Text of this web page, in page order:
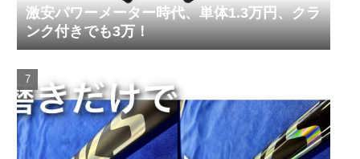
激安パワーメーター時代、単体1.3万円、クラ
ンク付きでも3万！